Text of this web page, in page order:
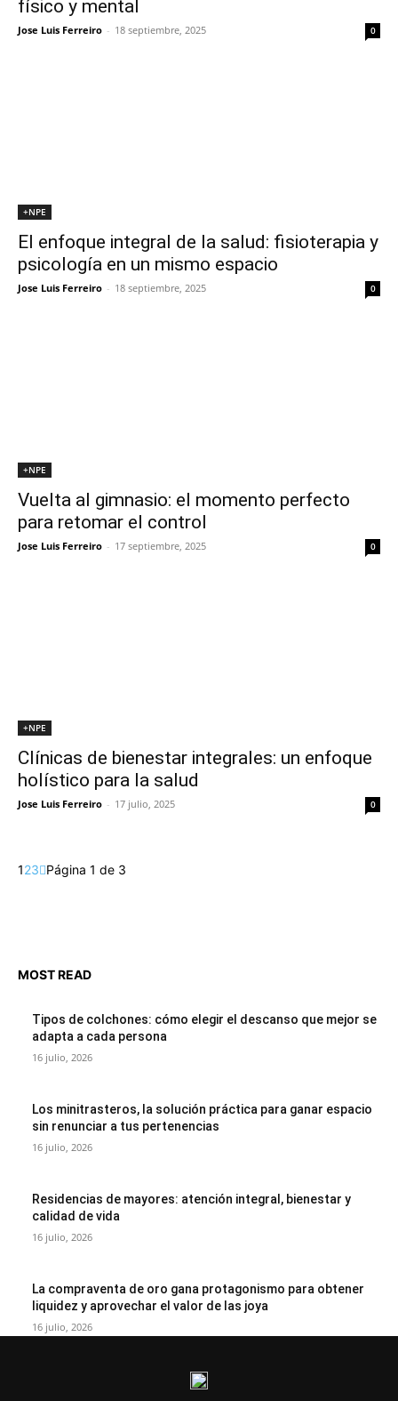
físico y mental
Jose Luis Ferreiro - 18 septiembre, 2025 0
+NPE
El enfoque integral de la salud: fisioterapia y
psicología en un mismo espacio
Jose Luis Ferreiro - 18 septiembre, 2025 0
+NPE
Vuelta al gimnasio: el momento perfecto
para retomar el control
Jose Luis Ferreiro - 17 septiembre, 2025 0
+NPE
Clínicas de bienestar integrales: un enfoque
holístico para la salud
Jose Luis Ferreiro - 17 julio, 2025 0
123 Página 1 de 3
MOST READ
Tipos de colchones: cómo elegir el descanso que mejor se
adapta a cada persona
16 julio, 2026
Los minitrasteros, la solución práctica para ganar espacio
sin renunciar a tus pertenencias
16 julio, 2026
Residencias de mayores: atención integral, bienestar y
calidad de vida
16 julio, 2026
La compraventa de oro gana protagonismo para obtener
liquidez y aprovechar el valor de las joya
16 julio, 2026